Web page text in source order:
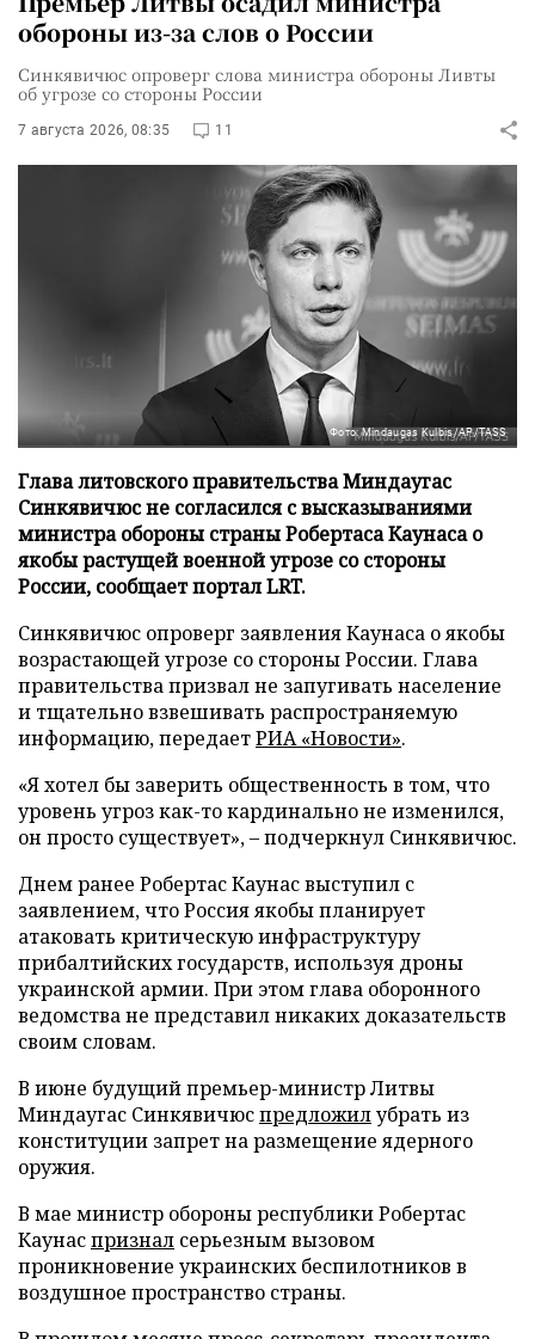
обороны из-за слов о России
Синкявичюс опроверг слова министра обороны Ливты
об угрозе со стороны России
7 августа 2026, 08:35 11
Фото: Mindaugas Kulbis/AP/TASS
Глава литовского правительства Миндаугас
Синкявичюс не согласился с высказываниями
министра обороны страны Робертаса Каунаса о
якобы растущей военной угрозе со стороны
России, сообщает портал LRT.
Синкявичюс опроверг заявления Каунаса о якобы
возрастающей угрозе со стороны России. Глава
правительства призвал не запугивать население
и тщательно взвешивать распространяемую
информацию, передаетРИА «Новости».
«Я хотел бы заверить общественность в том, что
уровень угроз как-то кардинально не изменился,
он просто существует», – подчеркнул Синкявичюс.
Днем ранее Робертас Каунас выступил с
заявлением, что Россия якобы планирует
атаковать критическую инфраструктуру
прибалтийских государств, используя дроны
украинской армии. При этом глава оборонного
ведомства не представил никаких доказательств
своим словам.
В июне будущий премьер-министр Литвы
Миндаугас Синкявичюспредложилубрать из
конституции запрет на размещение ядерного
оружия.
В мае министр обороны республики Робертас
Каунаспризнал серьезным вызовом
проникновение украинских беспилотников в
воздушное пространство страны.